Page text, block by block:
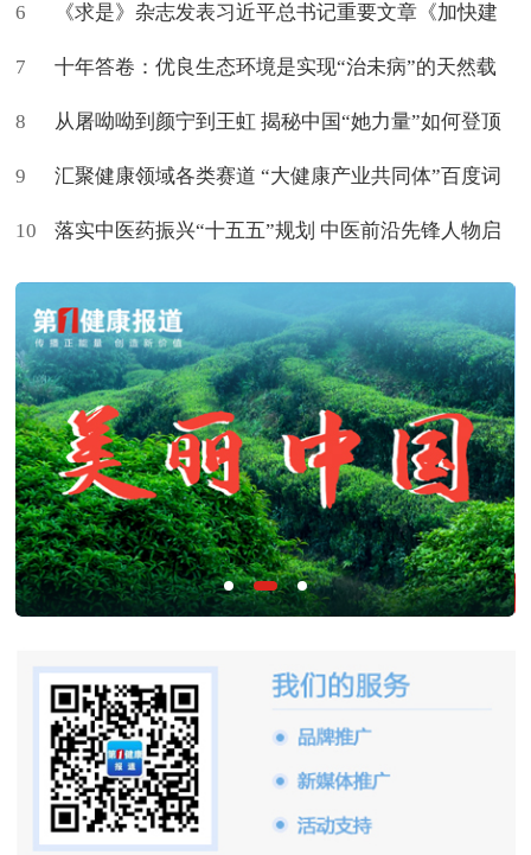
生新命题
6 《求是》杂志发表习近平总书记重要文章《加快建
设健康中国》
7 十年答卷：优良生态环境是实现“治未病”的天然载
体
8 从屠呦呦到颜宁到王虹 揭秘中国“她力量”如何登顶
世界
9 汇聚健康领域各类赛道 “大健康产业共同体”百度词
条上新了
10 落实中医药振兴“十五五”规划 中医前沿先锋人物启
航